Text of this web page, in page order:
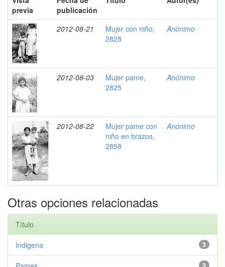
previa
publicación
2012-08-21
Mujer con niño,
2828
Anónimo
2012-08-03
Mujer pame,
2825
Anónimo
2012-08-22
Mujer pame con
niño en brazos,
2858
Anónimo
Otras opciones relacionadas
Título
3
Indigena
3